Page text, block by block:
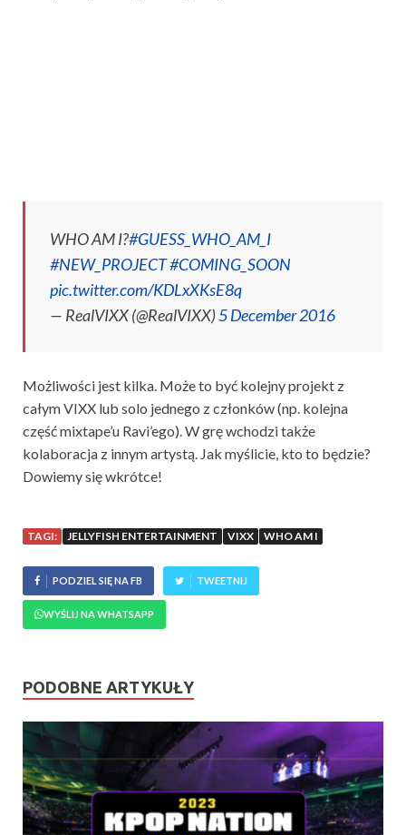
WHO AM I?#GUESS_WHO_AM_I
#NEW_PROJECT#COMING_SOON
pic.twitter.com/KDLxXKsE8q
— RealVIXX (@RealVIXX)5 December 2016
Możliwości jest kilka. Może to być kolejny projekt z
całym VIXX lub solo jednego z członków (np. kolejna
część mixtape’u Ravi’ego). W grę wchodzi także
kolaboracja z innym artystą. Jak myślicie, kto to będzie?
Dowiemy się wkrótce!
TAGI: JELLYFISH ENTERTAINMENT VIXX WHO AM I
PODZIEL SIĘ NA FB TWEETNIJ
WYŚLIJ NA WHATSAPP
PODOBNE ARTYKUŁY